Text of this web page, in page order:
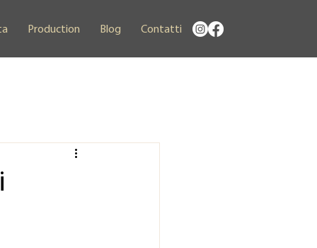
Production Blog Contatti